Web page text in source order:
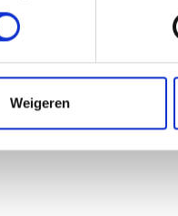
Weigeren